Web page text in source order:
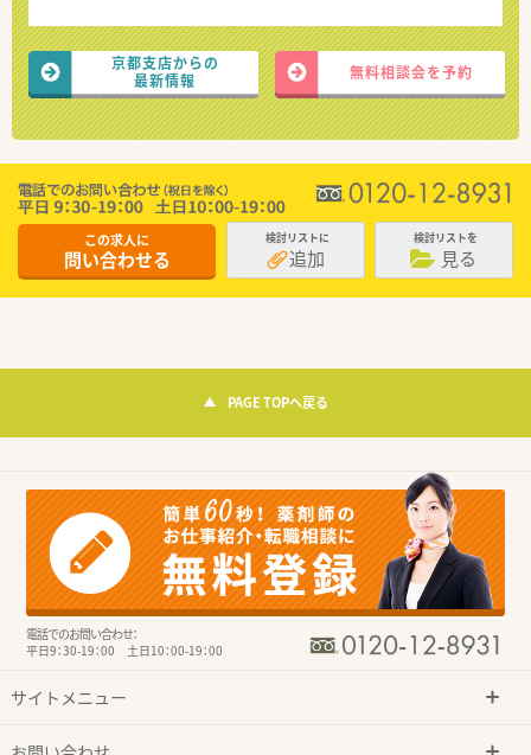
京都支店からの
最新情報
無料相談会を予約
この求人に
問い合わせる
検討リストに
追加
検討リストを
見る
PAGE TOPへ戻る
電話でのお問い合わせ：
平日9：30-19：00 土日10：00-19：00
サイトメニュー